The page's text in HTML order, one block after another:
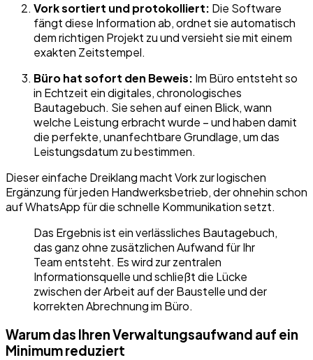
Vork sortiert und protokolliert: Die Software
fängt diese Information ab, ordnet sie automatisch
dem richtigen Projekt zu und versieht sie mit einem
exakten Zeitstempel.
Büro hat sofort den Beweis: Im Büro entsteht so
in Echtzeit ein digitales, chronologisches
Bautagebuch. Sie sehen auf einen Blick, wann
welche Leistung erbracht wurde – und haben damit
die perfekte, unanfechtbare Grundlage, um das
Leistungsdatum zu bestimmen.
Dieser einfache Dreiklang macht Vork zur logischen
Ergänzung für jeden Handwerksbetrieb, der ohnehin schon
auf WhatsApp für die schnelle Kommunikation setzt.
Das Ergebnis ist ein verlässliches Bautagebuch,
das ganz ohne zusätzlichen Aufwand für Ihr
Team entsteht. Es wird zur zentralen
Informationsquelle und schließt die Lücke
zwischen der Arbeit auf der Baustelle und der
korrekten Abrechnung im Büro.
Warum das Ihren Verwaltungsaufwand auf ein
Minimum reduziert